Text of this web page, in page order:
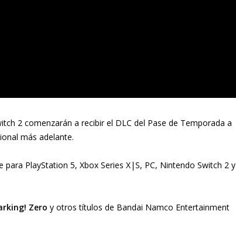
2 comenzarán a recibir el DLC del Pase de Temporada a
más adelante.
para PlayStation 5, Xbox Series X|S, PC, Nintendo Switch 2 y
Zero y otros títulos de Bandai Namco Entertainment